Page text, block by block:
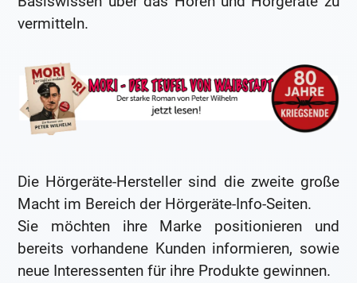
vermitteln.
Die Hörgeräte-Hersteller sind die zweite große
Macht im Bereich der Hörgeräte-Info-Seiten.
Sie möchten ihre Marke positionieren und
bereits vorhandene Kunden informieren, sowie
neue Interessenten für ihre Produkte gewinnen.